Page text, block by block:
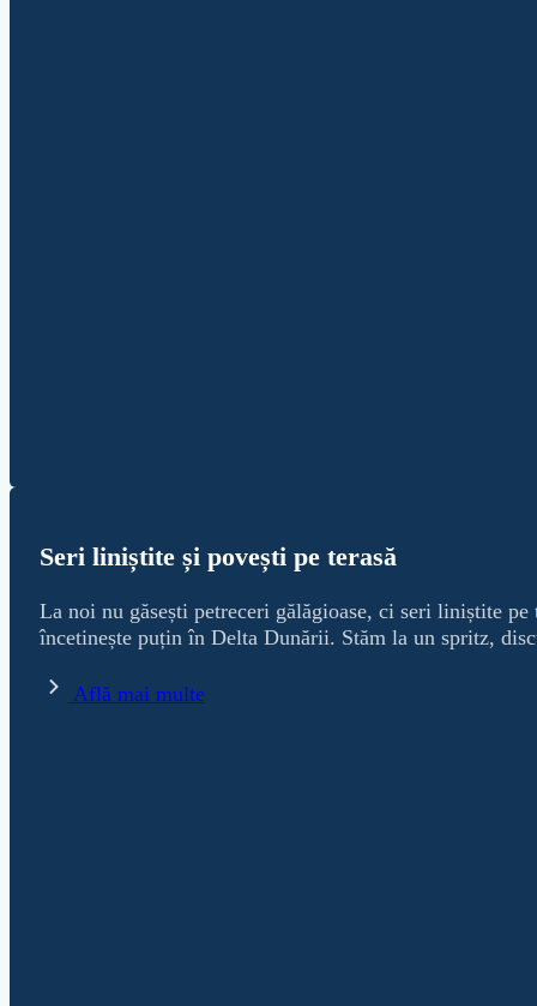
Seri liniștite și povești pe terasă
La noi nu găsești petreceri gălăgioase, ci seri liniștite
încetinește puțin în Delta Dunării. Stăm la un spritz,
Află mai multe